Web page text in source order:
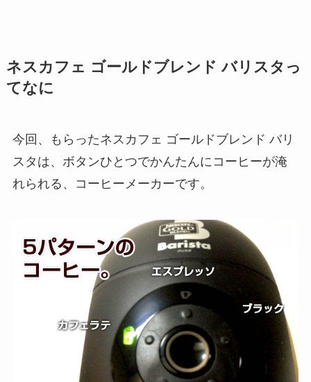
ネスカフェ ゴールドブレンド バリスタっ
てなに
今回、もらったネスカフェ ゴールドブレンド バリ
スタは、ボタンひとつでかんたんにコーヒーが淹
れられる、コーヒーメーカーです。